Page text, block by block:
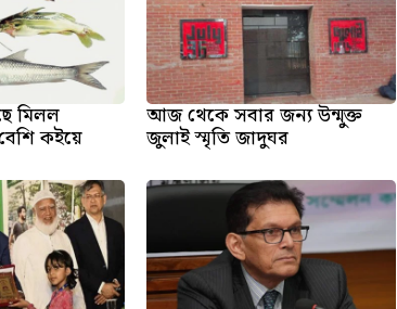
মিলল
কইয়ে
আজ থেকে সবার জন্য উন্মুক্ত
জুলাই স্মৃতি জাদুঘর